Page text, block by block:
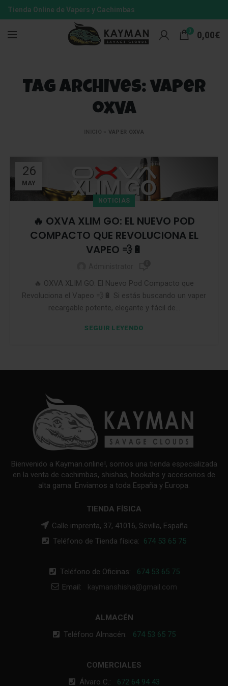
Tienda Online de Vapers y Cachimbas
0 0,00€
Tag Archives: vaper
oxva
» VAPER OXVA
26
MAY
NOTICIAS
🔥 OXVA XLIM GO: EL NUEVO POD
COMPACTO QUE REVOLUCIONA EL
VAPEO 💨🔋
🔥 OXVA XLIM GO: El Nuevo Pod Compacto que
Revoluciona el Vapeo 💨🔋 Si estás buscando un vaper
recargable potente, elegante y fácil de...
SEGUIR LEYENDO
Bienvenido a Kayman.online!, somos una tienda especializada
en la venta de cachimbas, shishas, hookahs y accesorios de
alta gama. Enviamos a toda España y Europa.
TIENDA FÍSICA
Calle imprenta, 37, 41016, Sevilla, España
Teléfono de Tienda física: 674 53 65 75
Teléfono de Oficinas: 674 53 65 75
Email: kaymanshisha@gmail.com
ALMACÉN
Teléfono Almacén: 674 53 65 75
COMERCIALES
Álvaro C.: 672 64 94 43